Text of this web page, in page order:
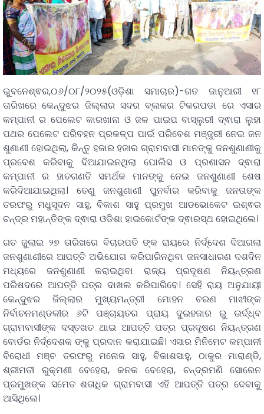
ଭୁବନେଶ୍ଵର,୦୬/୦୮/୨୦୨୫(ଓଡ଼ିଶା ସମାଚାର)-ଗତ ଜାନୁଆରୀ ୧୮
ତାରିଖରେ କେନ୍ଦୁଝର ଜିଲ୍ଲାର ସଦର ବ୍ଲକର ଟିକରପଡା ରେ ଏସାର
କମ୍ପାନୀ ର ପେଲେଟ କାରଖାନା ଓ ଜଳ ପାଇପ ବାସ୍ଲୁରୀ ଦ୍ଵାରା ଲୁହା
ପଥର ପେଲେଟ ପରିବହନ ପ୍ରକଳ୍ପ ପାଇଁ ପରିବେଶ ମଞ୍ଜୁରୀ ନେଇ ଜନ
ଶୁଣାଣୀ ହୋଇଥିଲା, କିନ୍ତୁ ହଜାର ହଜାର ଗ୍ରାମବାସୀ ମାନଙ୍କୁ ଜନଶୁଣାଣୀକୁ
ପ୍ରବେଶ କରିବାକୁ ଦିଆଯାଇନଥିଲା ପୋଲିସ ଓ ପ୍ରଶାସନ ଦ୍ଵାରା
କମ୍ପାନୀ ର ହାତଗଣତି ସମର୍ଥକ ମାନଙ୍କୁ ନେଇ ଜନଶୁଣାଣୀ ଶେଷ
କରିଦିଆଯାଇଥିଲା। ତେଣୁ ଜନଶୁଣାଣୀ ପୁନର୍ବାର କରିବାକୁ ଜନତାଙ୍କ
ତରଫରୁ ମଧୁସୂଦନ ସାହୁ, ବିକାଶ ସାହୁ ପ୍ରମୁଖ ଆଡଭୋକେଟ ଇଶ୍ଵର
ଚନ୍ଦ୍ର ମହାନ୍ତିଙ୍କ ଦ୍ଵାରା ଓଡିଶା ହାଇକୋର୍ଟଙ୍କ ଦ୍ଵାରସ୍ଥ ହୋଇଥିଲେ।
ଗତ ଜୁଲାଇ ୨୭ ତାରିଖରେ ବିଚାରପତି ଙ୍କ ରାୟରେ ନିର୍ଦ୍ଦେଶ ଦିଆଗଲା
ଜନଶୁଣାଣୀରେ ଆପତ୍ତି ଅଭିଯୋଗ କରିପାରିନଥିବା ଜନସାଧାରଣ ଦଶଦିନ
ମଧ୍ୟରେ ଜନଶୁଣାଣୀ କରାଇଥିବା ରାଜ୍ୟ ପ୍ରଦୂଷଣ ନିୟନ୍ତ୍ରଣ
ପରିଷଦରେ ଆପତ୍ତି ପତ୍ର ଦାଖଲ କରିପାରିବେ। ସେହି ରାୟ ଅନୁଯାୟୀ
କେନ୍ଦୁଝର ଜିଲ୍ଲାର ମୁଖ୍ୟମନ୍ତ୍ରୀ ମୋହନ ଚରଣ ମାଝୀଙ୍କ
ନିର୍ବାଚନମଣ୍ଡଳୀର ୬ଟି ପଞ୍ଚାୟତର ପ୍ରାୟ ଦୁଇହଜାର ରୁ ଉର୍ଦ୍ଧ୍ବ
ଗ୍ରାମବାସୀଙ୍କ ଦସ୍ତଖତ ଥାଇ ଆପତ୍ତି ପତ୍ର ପ୍ରଦୂଷଣ ନିୟନ୍ତ୍ରଣ
ବୋର୍ଡର ନିର୍ଦ୍ଦେଶକ ଙ୍କୁ ପ୍ରଦାନ କରାଯାଇଛି। ଏସାର ମିନିମେଟ କମ୍ପାନୀ
ବିରୋଧୀ ମଞ୍ଚ ତରଫରୁ ମନୋଜ ସାହୁ, ବିକାଶସାହୁ, ଠାକୁର ମାରାଣ୍ଡି,
ଶ୍ରୀମତୀ ରୁକ୍ମଣୀ ବେହେରା, କନକ ବେହେରା, ଚନ୍ଦ୍ରମଣି ସୋରେନ
ପ୍ରମୁଖଙ୍କ ସମେତ ଶତାଧିକ ଗ୍ରାମବାସୀ ଏହି ଆପତ୍ତି ପତ୍ର ଦେବାକୁ
ଆସିଥିଲେ।